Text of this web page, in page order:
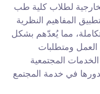
لطلاب كلية طب
المفاهيم النظرية
مما يُعدّهم بشكل
ومتطلبات
المجتمعية
في خدمة المجتمع